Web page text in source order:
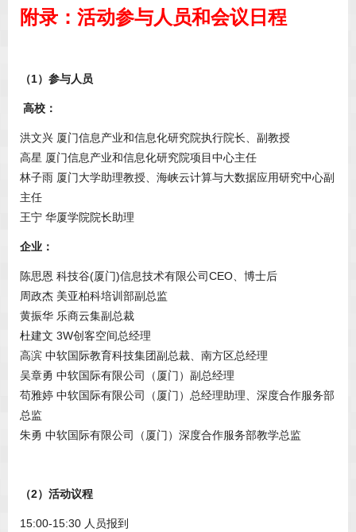
附录：活动参与人员和会议日程
（1）参与人员
高校：
洪文兴 厦门信息产业和信息化研究院执行院长、副教授
高星 厦门信息产业和信息化研究院项目中心主任
林子雨 厦门大学助理教授、海峡云计算与大数据应用研究中心副
主任
王宁 华厦学院院长助理
企业：
陈思恩 科技谷(厦门)信息技术有限公司CEO、博士后
周政杰 美亚柏科培训部副总监
黄振华 乐商云集副总裁
杜建文 3W创客空间总经理
高滨 中软国际教育科技集团副总裁、南方区总经理
吴章勇 中软国际有限公司（厦门）副总经理
苟雅婷 中软国际有限公司（厦门）总经理助理、深度合作服务部
总监
朱勇 中软国际有限公司（厦门）深度合作服务部教学总监
（2）活动议程
15:00-15:30 人员报到